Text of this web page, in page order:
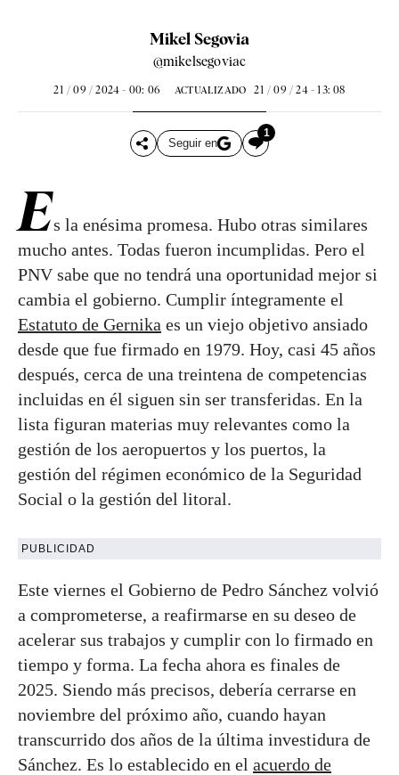
Mikel Segovia
@mikelsegoviac
21 / 09 / 2024 - 00: 06 ACTUALIZADO 21 / 09 / 24 - 13: 08
Seguir en
1
Es la enésima promesa. Hubo otras similares
mucho antes. Todas fueron incumplidas. Pero el
PNV sabe que no tendrá una oportunidad mejor si
cambia el gobierno. Cumplir íntegramente el
Estatuto de Gernika es un viejo objetivo ansiado
desde que fue firmado en 1979. Hoy, casi 45 años
después, cerca de una treintena de competencias
incluidas en él siguen sin ser transferidas. En la
lista figuran materias muy relevantes como la
gestión de los aeropuertos y los puertos, la
gestión del régimen económico de la Seguridad
Social o la gestión del litoral.
PUBLICIDAD
Este viernes el Gobierno de Pedro Sánchez volvió
a comprometerse, a reafirmarse en su deseo de
acelerar sus trabajos y cumplir con lo firmado en
tiempo y forma. La fecha ahora es finales de
2025. Siendo más precisos, debería cerrarse en
noviembre del próximo año, cuando hayan
transcurrido dos años de la última investidura de
Sánchez. Es lo establecido en el acuerdo de